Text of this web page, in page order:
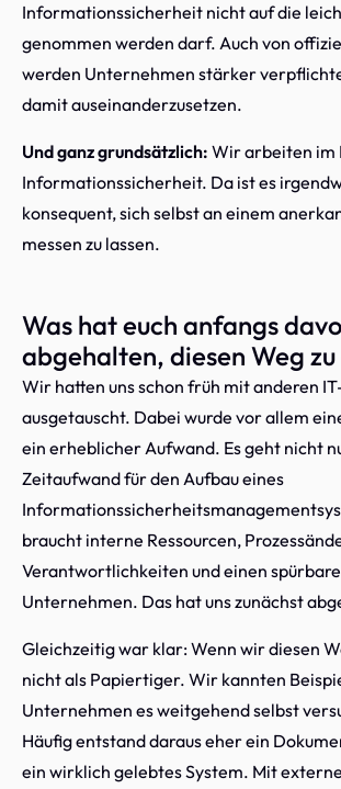
Informationssicherheit nicht auf die
genommen werden darf. Auch von
werden Unternehmen stärker
damit auseinanderzusetzen.
Und ganz grundsätzlich: Wir arbeiten im
Informationssicherheit. Da ist es
konsequent, sich selbst an einem
messen zu lassen.
Was hat euch anfangs
abgehalten, diesen Weg zu
Wir hatten uns schon früh mit anderen
ausgetauscht. Dabei wurde vor allem
ein erheblicher Aufwand. Es geht nicht
Zeitaufwand für den Aufbau eines
braucht interne Ressourcen,
Verantwortlichkeiten und einen
Unternehmen. Das hat uns zunächst
Gleichzeitig war klar: Wenn wir diesen
nicht als Papiertiger. Wir kannten
Unternehmen es weitgehend selbst
Häufig entstand daraus eher ein
ein wirklich gelebtes System. Mit